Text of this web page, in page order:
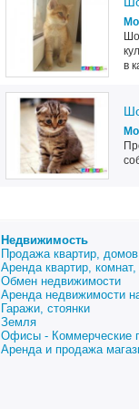
в
Недвижимость
Продажа квартир, домов
Аренда квартир,
Обмен недвижимости
Аренда недвижимости
Гаражи, стоянки
Земля
Офисы - Коммерческие
Аренда и продажа